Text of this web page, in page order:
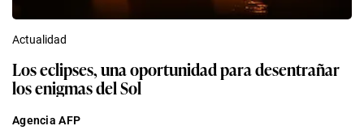
Actualidad
Los eclipses, una oportunidad para desentrañar
los enigmas del Sol
Agencia AFP